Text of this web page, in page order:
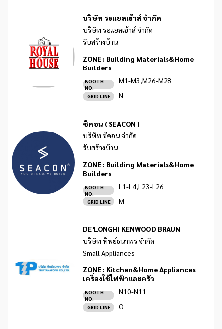
บริษัท รอแยลเฮ้าส์ จำกัด
บริษัท รอแยลเฮ้าส์ จำกัด
รับสร้างบ้าน
ZONE : Building Materials&Home
Builders
BOOTH
NO.
M1-M3,M26-M28
GRID LINE N
ซีคอน ( SEACON )
บริษัท ซีคอน จำกัด
รับสร้างบ้าน
ZONE : Building Materials&Home
Builders
BOOTH
NO.
L1-L4,L23-L26
GRID LINE M
DE'LONGHI KENWOOD BRAUN
บริษัท ทิพย์ธนาพร จำกัด
Small Appliances
ZONE : Kitchen&Home Appliances
เครื่องใช้ไฟฟ้าและครัว
BOOTH
NO.
N10-N11
GRID LINE O